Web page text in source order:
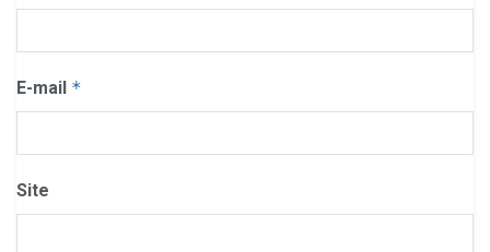
E-mail *
Site